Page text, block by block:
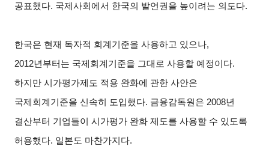
공표했다. 국제사회에서 한국의 발언권을 높이려는 의도다.
한국은 현재 독자적 회계기준을 사용하고 있으나,
2012년부터는 국제회계기준을 그대로 사용할 예정이다.
하지만 시가평가제도 적용 완화에 관한 사안은
국제회계기준을 신속히 도입했다. 금융감독원은 2008년
결산부터 기업들이 시가평가 완화 제도를 사용할 수 있도록
허용했다. 일본도 마찬가지다.